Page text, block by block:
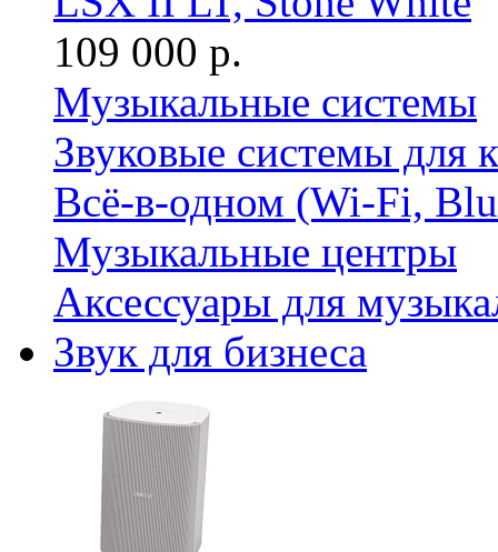
109 000 р.
Музыкальные системы
Звуковые системы для
Всё-в-одном (Wi-Fi,
Музыкальные центры
Аксессуары для
Звук для бизнеса